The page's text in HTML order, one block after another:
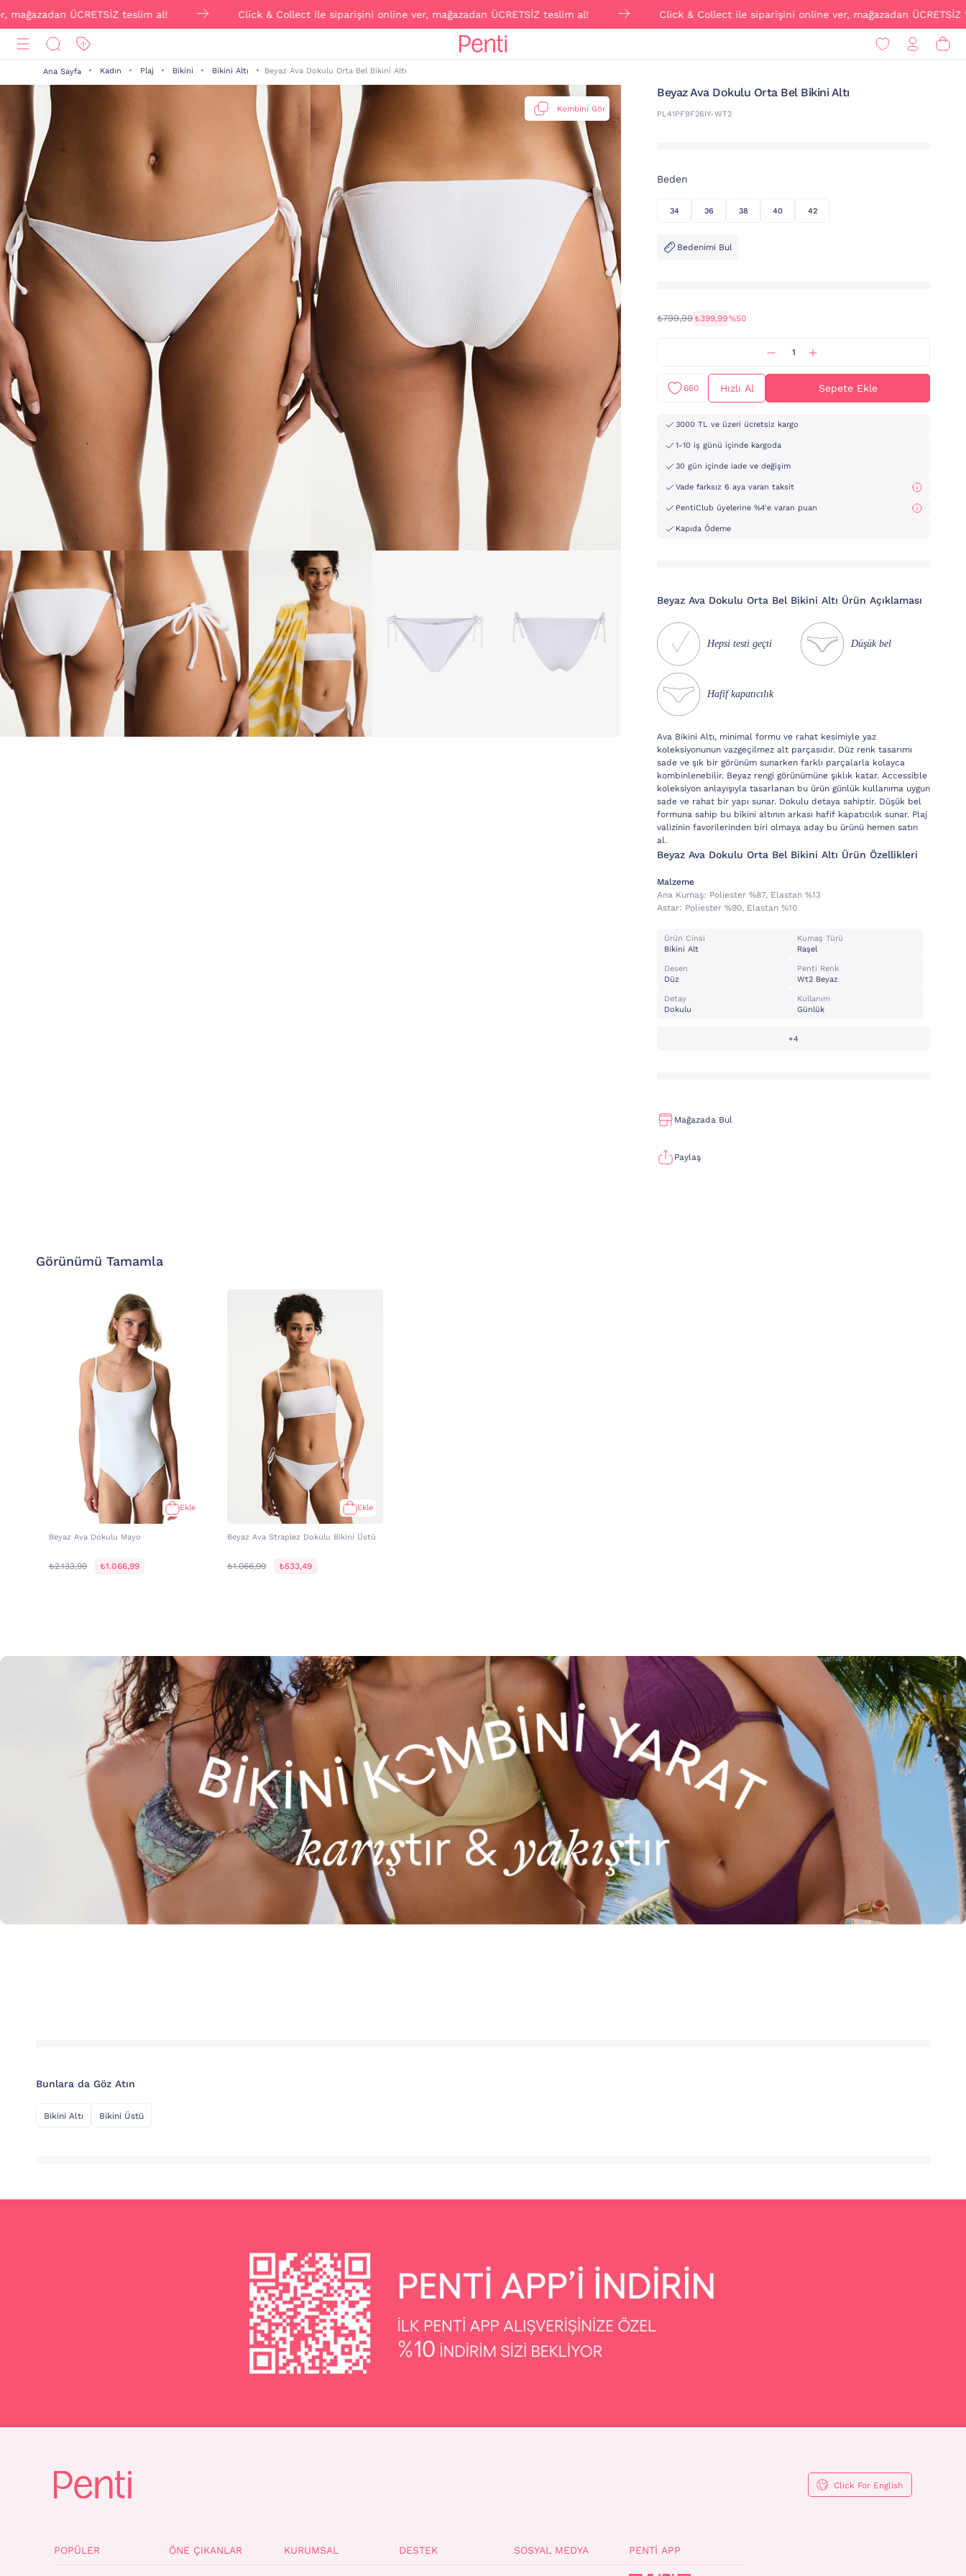
ÜCRETSİZ teslim al! Click & Collect ile siparişini online ver, mağazadan ÜCRETSİZ teslim al! Click & Collect ile siparişini online ver, mağazadan ÜCRETSİZ teslim
Ana Sayfa Kadın Plaj Bikini Bikini Altı Beyaz Ava Dokulu Orta Bel Bikini Altı
Kombini Gör
Beyaz Ava Dokulu Orta Bel Bikini Altı
PL41PF9F26IY-WT2
Beden
34 36 38 40 42
Bedenimi Bul
₺799,99 ₺399,99%50
660 Hızlı Al Sepete Ekle
3000 TL ve üzeri ücretsiz kargo
1-10 iş günü içinde kargoda
30 gün içinde iade ve değişim
Vade farksız 6 aya varan taksit
PentiClub üyelerine %4'e varan puan
Kapıda Ödeme
Beyaz Ava Dokulu Orta Bel Bikini Altı Ürün Açıklaması
Hepsi testi geçti Düşük bel
Hafif kapatıcılık
Ava Bikini Altı, minimal formu ve rahat kesimiyle yaz
koleksiyonunun vazgeçilmez alt parçasıdır. Düz renk tasarımı
sade ve şık bir görünüm sunarken farklı parçalarla kolayca
kombinlenebilir. Beyaz rengi görünümüne şıklık katar. Accessible
koleksiyon anlayışıyla tasarlanan bu ürün günlük kullanıma uygun
sade ve rahat bir yapı sunar. Dokulu detaya sahiptir. Düşük bel
formuna sahip bu bikini altının arkası hafif kapatıcılık sunar. Plaj
valizinin favorilerinden biri olmaya aday bu ürünü hemen satın
al.
Beyaz Ava Dokulu Orta Bel Bikini Altı Ürün Özellikleri
Malzeme
Ana Kumaş: Poli̇ester %87, Elastan %13
Astar: Poli̇ester %90, Elastan %10
Ürün Cinsi
Bikini Alt
Kumaş Türü
Raşel
Desen
Düz
Penti Renk
Wt2 Beyaz
Detay
Dokulu
Kullanım
Günlük
+4
Mağazada Bul
Paylaş
Görünümü Tamamla
Ekle
Beyaz Ava Dokulu Mayo
₺2.133,99 ₺1.066,99
Ekle
Beyaz Ava Straplez Dokulu Bikini Üstü
₺1.066,99 ₺533,49
Bunlara da Göz Atın
Bikini Altı Bikini Üstü
Click For English
POPÜLER ÖNE ÇIKANLAR KURUMSAL DESTEK SOSYAL MEDYA PENTI APP